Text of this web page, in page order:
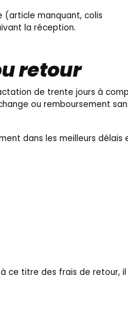
(article manquant, colis
la réception.
retour
de trente jours à
ou remboursement
dans les meilleurs délais
ce titre des frais de retour, il